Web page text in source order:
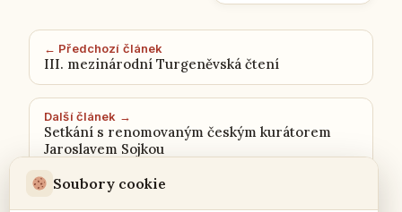
← Předchozí článek
III. mezinárodní Turgeněvská čtení
Další článek →
Setkání s renomovaným českým kurátorem
Jaroslavem Sojkou
Soubory cookie